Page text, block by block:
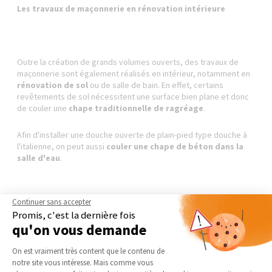
Les travaux de maçonnerie en rénovation intérieure
Outre la création de grands volumes ouverts, des travaux de
maçonnerie sont également réalisés en intérieur, notamment en
rénovation de sol ou de salle de bain. En effet, certains
revêtements de sol nécessitent une surface bien plane et donc
de couler une chape traditionnelle de ragréage.
Afin d'installer une douche ouverte de plain-pied type douche à
l'italienne, on peut aussi couler une chape de béton dans la
salle d'eau.
Les travaux de maçonnerie en aménagement extérieur
Enfin, il est courant de faire destravaux de maçonnerie
Continuer sans accepter
Promis, c'est la dernière fois
qu'on vous demande
Plateforme de Gestion du
On est vraiment très content que le contenu de
notre site vous intéresse. Mais comme vous